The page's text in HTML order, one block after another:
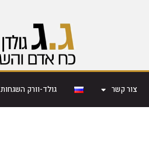
צור קשר גולד-וורק השגחות